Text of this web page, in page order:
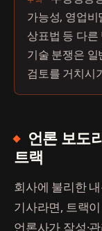
가능성, 영업
상표법 등 다른
기술 분쟁은
검토를 거치시
언론 보도
트랙
회사에 불리한
기사라면, 트랙
언론사가 작성·